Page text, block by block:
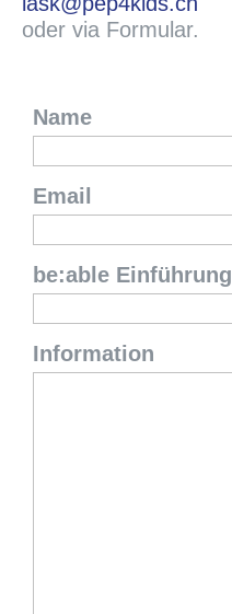
oder via Formular.
Name
Email
be:able Einführung
Information